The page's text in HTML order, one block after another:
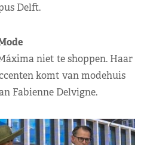
Delft.
niet te shoppen. Haar
komt van modehuis
Fabienne Delvigne.